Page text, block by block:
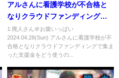
アルさんに看護学校が不合格と
なりクラウドファンディングで
集まった支援金をどう使うのか
伺いました【Z世代のネオホーム
レス アルさん】
1:廃人さん＠お腹いっぱい
2024.04.28(Sun) アルさんに看護学校が不
合格となりクラウドファンディングで集ま
った支援金をどう使うの...